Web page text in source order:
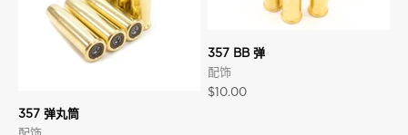
357 弹丸筒
357 BB 弹
配饰
促销价格
$10.00